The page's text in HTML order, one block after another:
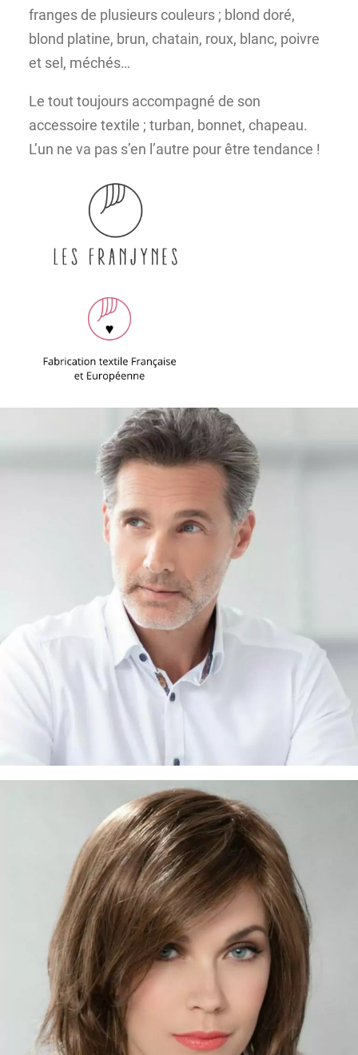
franges de plusieurs couleurs ; blond doré,
blond platine, brun, chatain, roux, blanc, poivre
et sel, méchés…
Le tout toujours accompagné de son
accessoire textile ; turban, bonnet, chapeau.
L’un ne va pas s’en l’autre pour être tendance !